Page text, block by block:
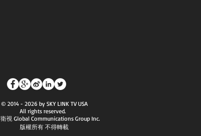
© 2014 - 2026 by SKY LINK TV USA
All rights reserved.
視 Global Communications Group Inc.
版權所有 不得轉載